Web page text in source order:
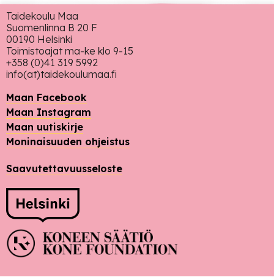
Taidekoulu Maa
Suomenlinna B 20 F
00190 Helsinki
Toimistoajat ma-ke klo 9-15
+358 (0)41 319 5992
info(at)taidekoulumaa.fi
Maan Facebook
Maan Instagram
Maan uutiskirje
Moninaisuuden ohjeistus
Saavutettavuusseloste
Rahoittajat